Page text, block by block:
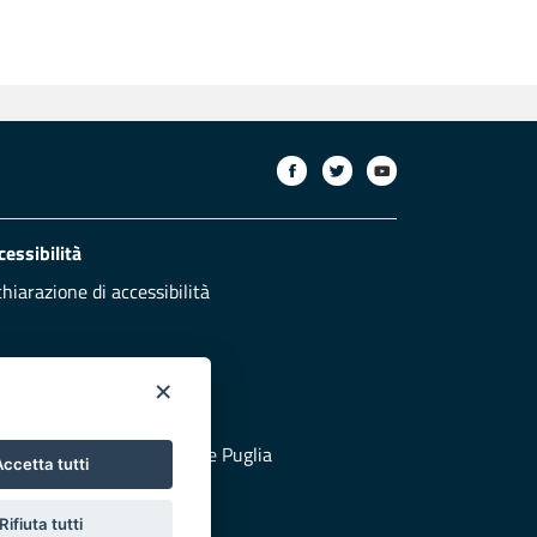
di accessibilità
al sito di Protezione Civile Puglia
×
tutti
Rifiuta tutti